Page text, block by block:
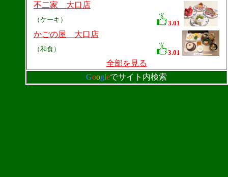
不二家 大口店
（ケーキ） 3.01
かごの屋 大口店
（和食） 3.01
全部を見る
Googleでサイト内検索